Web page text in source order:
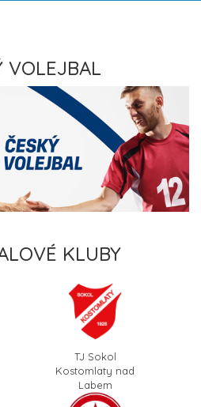
VOLEJBAL
KLUBY
TJ Sokol
Kostomlaty nad
Labem